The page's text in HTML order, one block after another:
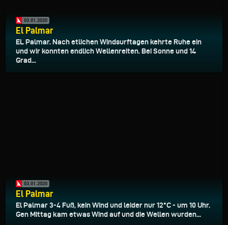
03.01.2020
El Palmar
EL Palmar. Nach etlichen Windsurftagen kehrte Ruhe ein
und wir konnten endlich Wellenreiten. Bei Sonne und 14
Grad...
03.01.2020
El Palmar
El Palmar 3-4 Fuß, kein Wind und leider nur 12°C - um 10 Uhr.
Gen Mittag kam etwas Wind auf und die Wellen wurden...